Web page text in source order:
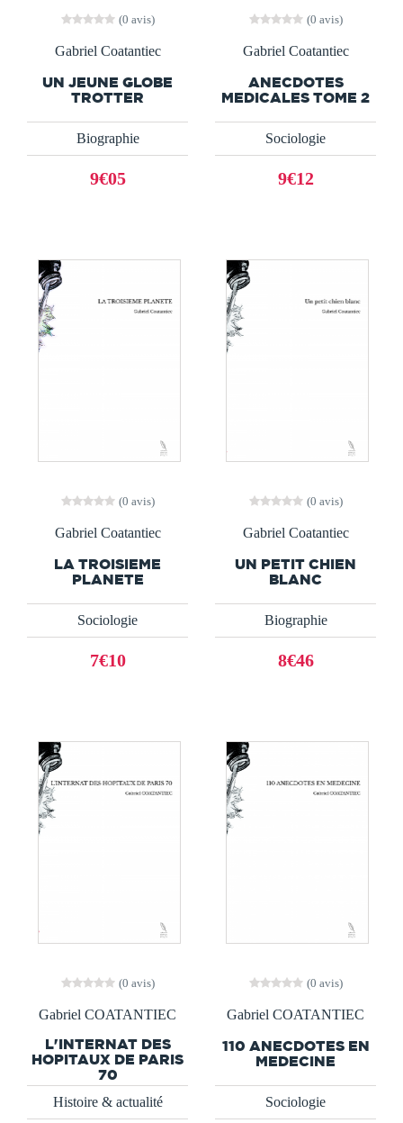
(0 avis)
Gabriel Coatantiec
UN JEUNE GLOBE
TROTTER
Biographie
9€05
(0 avis)
Gabriel Coatantiec
ANECDOTES
MEDICALES TOME 2
Sociologie
9€12
(0 avis)
Gabriel Coatantiec
LA TROISIEME
PLANETE
Sociologie
7€10
(0 avis)
Gabriel Coatantiec
UN PETIT CHIEN
BLANC
Biographie
8€46
(0 avis)
Gabriel COATANTIEC
L'INTERNAT DES
HOPITAUX DE PARIS
70
Histoire & actualité
(0 avis)
Gabriel COATANTIEC
110 ANECDOTES EN
MEDECINE
Sociologie